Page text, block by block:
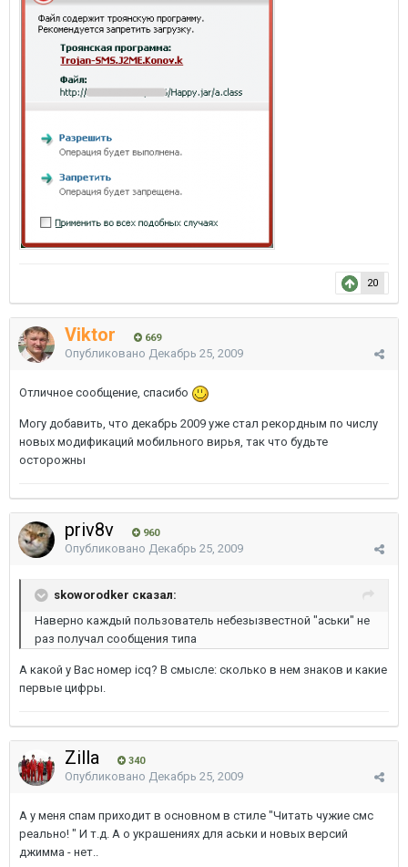
20
Viktor 669
Опубликовано Декабрь 25, 2009
Отличное сообщение, спасибо
Могу добавить, что декабрь 2009 уже стал рекордным по числу
новых модификаций мобильного вирья, так что будьте
осторожны
priv8v 960
Опубликовано Декабрь 25, 2009
skoworodker сказал:
Наверно каждый пользователь небезызвестной "аськи" не
раз получал сообщения типа
А какой у Вас номер icq? В смысле: сколько в нем знаков и какие
первые цифры.
Zilla 340
Опубликовано Декабрь 25, 2009
А у меня спам приходит в основном в стиле "Читать чужие смс
реально! " И т.д. А о украшениях для аськи и новых версий
джимма - нет..